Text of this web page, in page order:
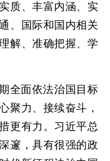
质、丰富内涵、实
、国际和国内相关
解、准确把握、学
全面依法治国目标
聚力、接续奋斗，
更有力。习近平总
邃，具有很强的政